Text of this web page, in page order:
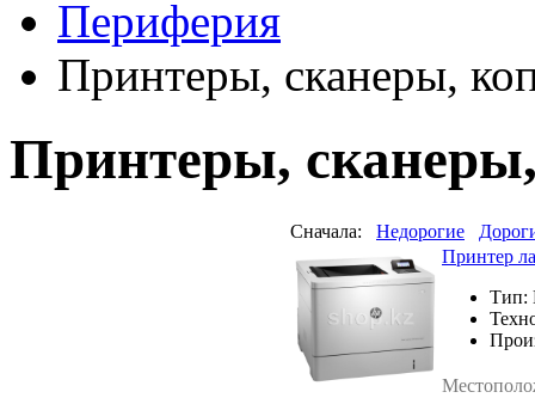
Периферия
Принтеры, сканеры,
Принтеры,
Сначала: Недорогие
Принтер
Тип: